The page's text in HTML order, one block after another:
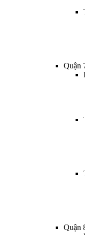
Quận
Quận